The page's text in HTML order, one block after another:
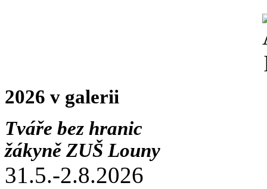
2026 v galerii
Tváře bez hranic
žákyně ZUŠ Louny
31.5.-2.8.2026